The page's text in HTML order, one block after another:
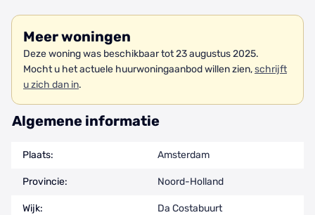
Meer woningen
Deze woning was beschikbaar tot 23 augustus 2025.
Mocht u het actuele huurwoningaanbod willen zien,schrijft
u zich dan in.
Algemene informatie
Plaats: Amsterdam
Provincie: Noord-Holland
Wijk: Da Costabuurt